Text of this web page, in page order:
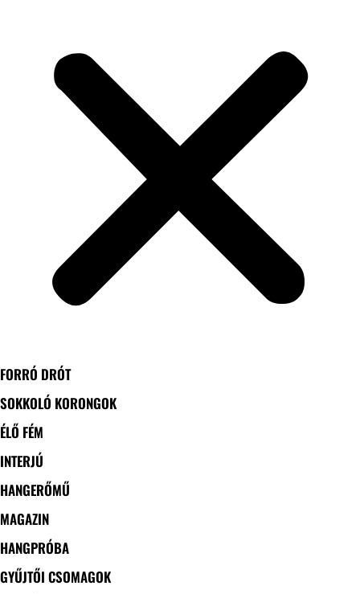
FORRÓ DRÓT
SOKKOLÓ KORONGOK
ÉLŐ FÉM
INTERJÚ
HANGERŐMŰ
MAGAZIN
HANGPRÓBA
GYŰJTŐI CSOMAGOK